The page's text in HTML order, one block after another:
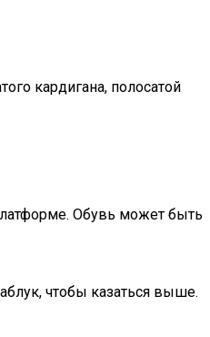
кардигана, полосатой
Обувь может быть
чтобы казаться выше.